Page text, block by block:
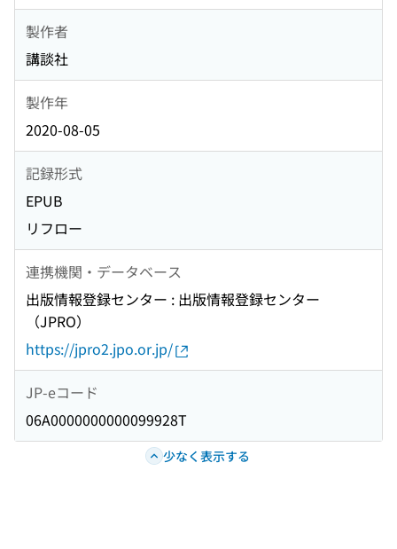
製作者
講談社
製作年
2020-08-05
記録形式
EPUB
リフロー
連携機関・データベース
出版情報登録センター : 出版情報登録センター
（JPRO）
https://jpro2.jpo.or.jp/
JP-eコード
06A0000000000099928T
少なく表示する